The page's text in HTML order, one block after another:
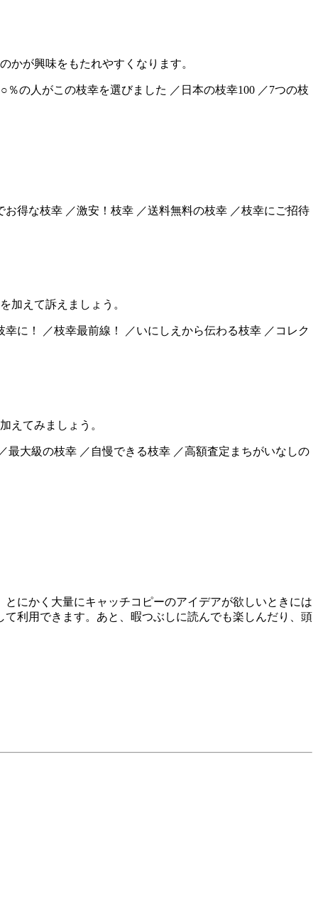
かが興味をもたれやすくなります。
の人がこの枝幸を選びました ／日本の枝幸100 ／7つの枝
得な枝幸 ／激安！枝幸 ／送料無料の枝幸 ／枝幸にご招待
加えて訴えましょう。
に！ ／枝幸最前線！ ／いにしえから伝わる枝幸 ／コレク
えてみましょう。
大級の枝幸 ／自慢できる枝幸 ／高額査定まちがいなしの
にかく大量にキャッチコピーのアイデアが欲しいときには
利用できます。あと、暇つぶしに読んでも楽しんだり、頭